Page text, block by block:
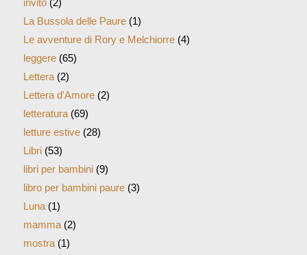
invito(2)
La Bussola delle Paure(1)
Le avventure di Rory e Melchiorre(4)
leggere(65)
Lettera(2)
Lettera d'Amore(2)
letteratura(69)
letture estive(28)
Libri(53)
libri per bambini(9)
libro per bambini paure(3)
Luna(1)
mamma(2)
mostra(1)